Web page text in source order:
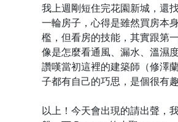
我上週剛短住完花園新城，還
一輪房子，心得是雖然買房本
檻，但看房的技能，其實跟第
像是怎麼看通風、漏水、溫濕
讚嘆當初這裡的建築師（修澤
子都有自己的巧思，是個很有趣
以上！今天會出現的請出聲，